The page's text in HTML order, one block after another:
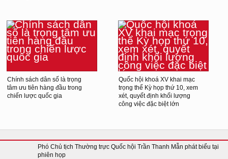
Chính sách dân số là trọng
tâm ưu tiên hàng đầu trong
chiến lược quốc gia
Quốc hội khoá XV khai mạc
trọng thể Kỳ họp thứ 10, xem
xét, quyết định khối lượng
công việc đặc biệt lớn
Phó Chủ tịch Thường trực Quốc hội Trần Thanh Mẫn phát biểu tại
phiên họp